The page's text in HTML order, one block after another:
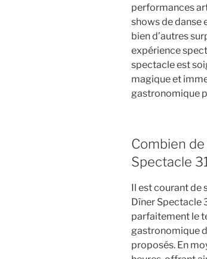
performances
shows de danse
bien d’autres
expérience
spectacle est
magique et
gastronomique
Combien
Spectacle
Il est courant de
Dîner Spectacle
parfaitement le
gastronomique
proposés. En